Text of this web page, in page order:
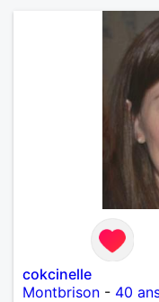
cokcinelle
Montbrison - 40